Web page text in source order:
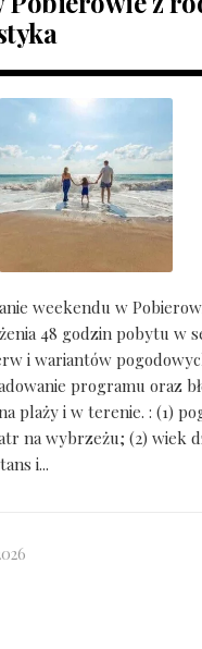
weekendu w
48 godzin pobytu w
i wariantów
programu oraz
plaży i w terenie. : (1)
na wybrzeżu; (2) wiek
i...